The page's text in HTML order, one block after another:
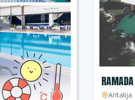
Antalija